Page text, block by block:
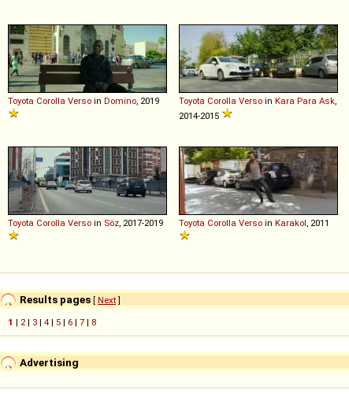
Toyota Corolla Verso in Domino , 2019 Toyota Corolla Verso in Kara Para Ask
2014-2015
Toyota Corolla Verso in Söz , 2017-2019 Toyota Corolla Verso in Karakol , 2011
Results pages [ Next]
1 | 2 | 3 | 4 | 5 | 6 | 7 | 8
Advertising